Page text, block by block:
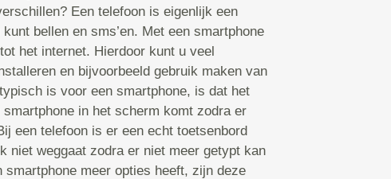
Een telefoon is eigenlijk een
bellen en sms’en. Met een smartphone
het internet. Hierdoor kunt u veel
en bijvoorbeeld gebruik maken van
is voor een smartphone, is dat het
in het scherm komt zodra er
een telefoon is er een echt toetsenbord
niet weggaat zodra er niet meer getypt kan
smartphone meer opties heeft, zijn deze